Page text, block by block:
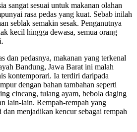
sangat sesuai untuk makanan olahan
rasa pedas yang kuat. Sebab inilah
seblak semakin sesak. Penganutnya
kecil hingga dewasa, semua orang
dan pedasnya, makanan yang terkenal
Bandung, Jawa Barat ini malah
kontemporari. Ia terdiri daripada
dengan bahan tambahan seperti
cincang, tulang ayam, bebola daging
lain-lain. Rempah-rempah yang
dan menjadikan kencur sebagai rempah